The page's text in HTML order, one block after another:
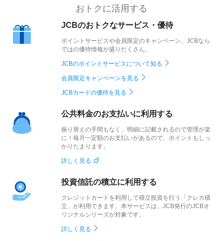
おトクに活用する
JCBのおトクなサービス・優待
ポイントサービスや会員限定のキャンペーン、JCBなら
ではの優待情報が盛りだくさん。
JCBのポイントサービスについて知る
会員限定キャンペーンを見る
JCBカードの優待を見る
公共料金のお支払いに利用する
振り替えの手間もなく、明細に記載されるので管理が楽
に！毎月一定額のお支払いがあるので、ポイントもしっ
かりたまります。
詳しく見る
投資信託の積立に利用する
クレジットカードを利用して積立投資を行う「クレカ積
立」が利用できます。本サービスは、JCB発行のJCBオ
リジナルシリーズが対象です。
詳しく見る